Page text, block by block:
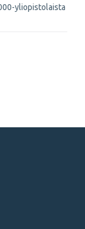
yliopistolaista